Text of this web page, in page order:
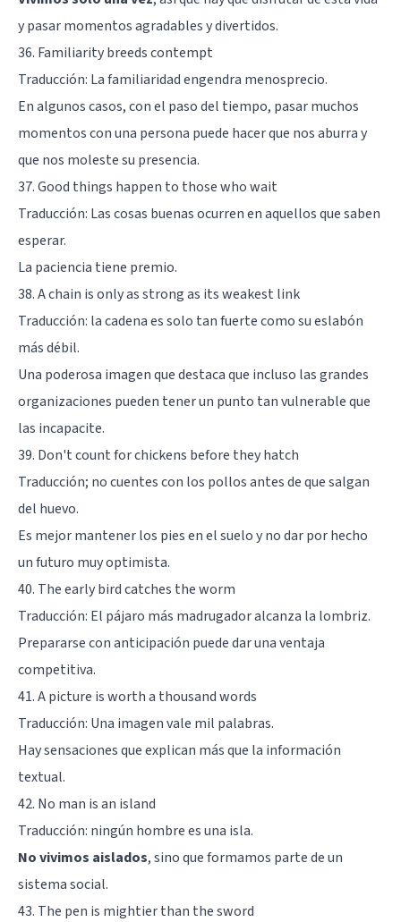
y pasar momentos agradables y divertidos.
36. Familiarity breeds contempt
Traducción: La familiaridad engendra menosprecio.
En algunos casos, con el paso del tiempo, pasar muchos
momentos con una persona puede hacer que nos aburra y
que nos moleste su presencia.
37. Good things happen to those who wait
Traducción: Las cosas buenas ocurren en aquellos que saben
esperar.
La paciencia tiene premio.
38. A chain is only as strong as its weakest link
Traducción: la cadena es solo tan fuerte como su eslabón
más débil.
Una poderosa imagen que destaca que incluso las grandes
organizaciones pueden tener un punto tan vulnerable que
las incapacite.
39. Don't count for chickens before they hatch
Traducción; no cuentes con los pollos antes de que salgan
del huevo.
Es mejor mantener los pies en el suelo y no dar por hecho
un futuro muy optimista.
40. The early bird catches the worm
Traducción: El pájaro más madrugador alcanza la lombriz.
Prepararse con anticipación puede dar una ventaja
competitiva.
41. A picture is worth a thousand words
Traducción: Una imagen vale mil palabras.
Hay sensaciones que explican más que la información
textual.
42. No man is an island
Traducción: ningún hombre es una isla.
No vivimos aislados, sino que formamos parte de un
sistema social.
43. The pen is mightier than the sword